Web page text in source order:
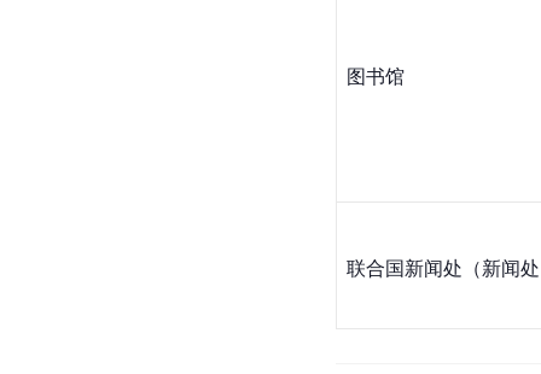
图书馆
联合国新闻处（新闻